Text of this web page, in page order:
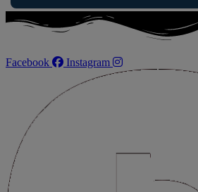
Facebook Instagram